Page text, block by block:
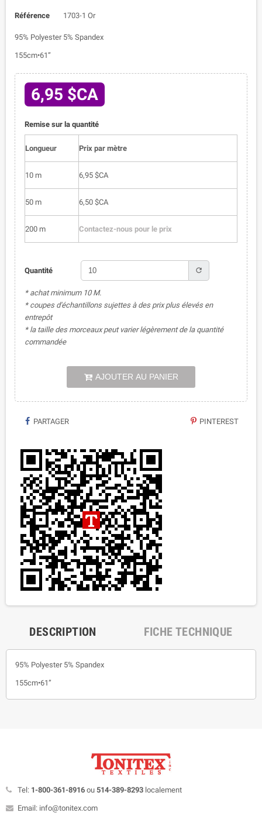
Référence 1703-1 Or
95% Polyester 5% Spandex
155cm•61”
6,95 $CA
Remise sur la quantité
Longueur Prix par mètre
10 m 6,95 $CA
50 m 6,50 $CA
200 m Contactez-nous pour le prix
Quantité refresh
* achat minimum 10 M.
* coupes d'échantillons sujettes à des prix plus élevés en
entrepôt
* la taille des morceaux peut varier légèrement de la quantité
commandée
AJOUTER AU PANIER
PARTAGER PINTEREST
DESCRIPTION FICHE TECHNIQUE
95% Polyester 5% Spandex
155cm•61”
Tel: 1-800-361-8916 ou 514-389-8293 localement
Email: info@tonitex.com